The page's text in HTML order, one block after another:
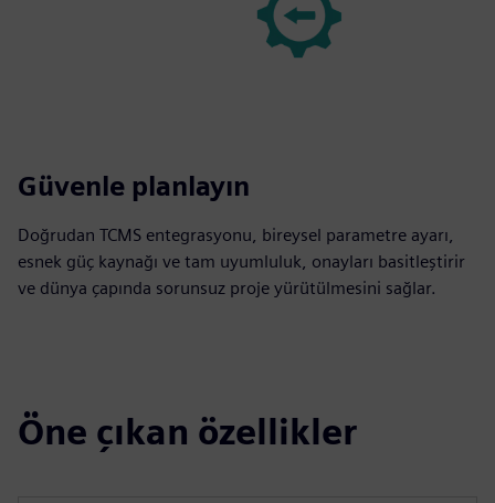
Güvenle planlayın
Doğrudan TCMS entegrasyonu, bireysel parametre ayarı,
esnek güç kaynağı ve tam uyumluluk, onayları basitleştirir
ve dünya çapında sorunsuz proje yürütülmesini sağlar.
Öne çıkan özellikler